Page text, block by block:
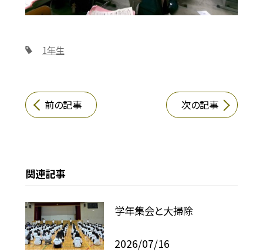
1年生
前の記事 次の記事
関連記事
学年集会と大掃除
2026/07/16